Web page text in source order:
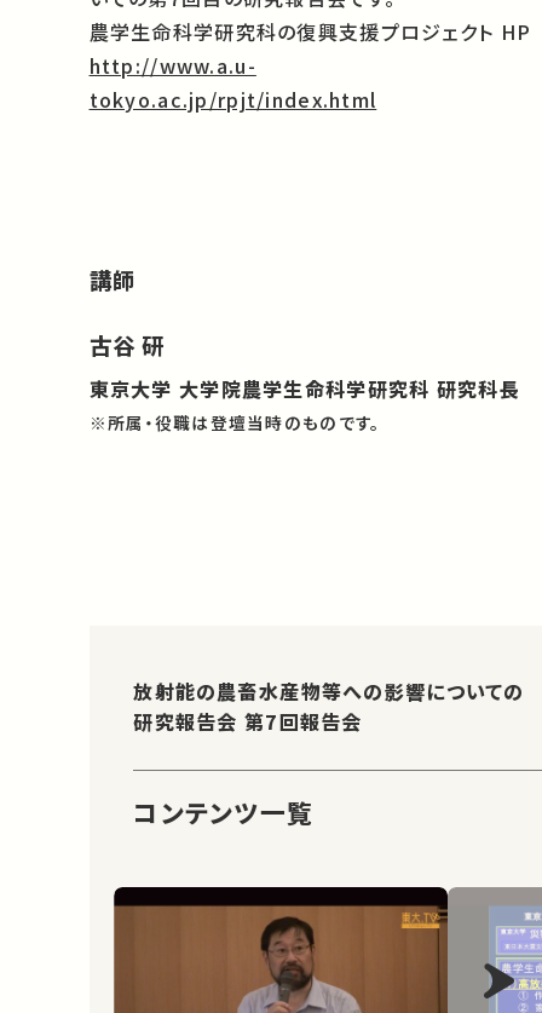
農学生命科学研究科の復興支援プロジェクト HP
http://www.a.u-
tokyo.ac.jp/rpjt/index.html
講師
古谷 研
東京大学 大学院農学生命科学研究科 研究科長
※所属・役職は登壇当時のものです。
放射能の農畜水産物等への影響についての
研究報告会 第7回報告会
コンテンツ一覧